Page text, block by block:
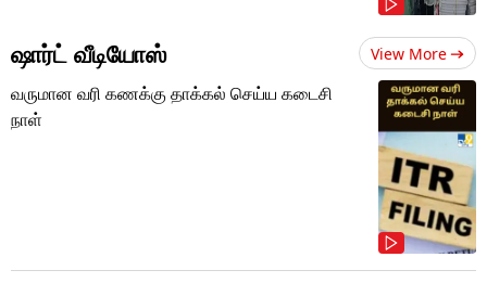
ஷார்ட் வீடியோஸ் View More
வருமான வரி கணக்கு தாக்கல் செய்ய கடைசி
நாள்